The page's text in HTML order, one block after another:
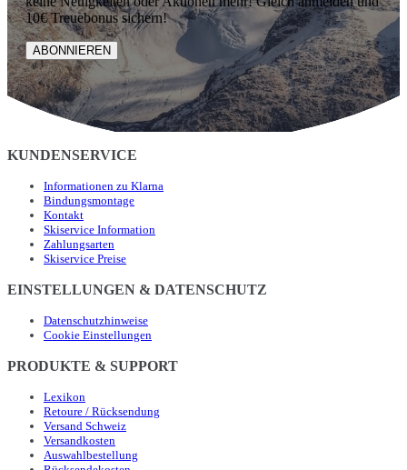
10€ Treuebonus sichern!
ABONNIEREN
KUNDENSERVICE
Informationen zu Klarna
Bindungsmontage
Kontakt
Skiservice Information
Zahlungsarten
Skiservice Preise
EINSTELLUNGEN & DATENSCHUTZ
Datenschutzhinweise
Cookie Einstellungen
PRODUKTE & SUPPORT
Lexikon
Retoure / Rücksendung
Versand Schweiz
Versandkosten
Auswahlbestellung